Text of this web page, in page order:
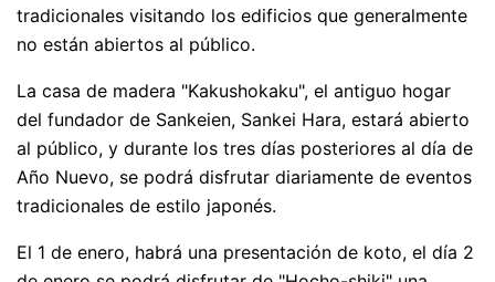
tradicionales visitando los edificios que generalmente
no están abiertos al público.
La casa de madera "Kakushokaku", el antiguo hogar
del fundador de Sankeien, Sankei Hara, estará abierto
al público, y durante los tres días posteriores al día de
Año Nuevo, se podrá disfrutar diariamente de eventos
tradicionales de estilo japonés.
El 1 de enero, habrá una presentación de koto, el día 2